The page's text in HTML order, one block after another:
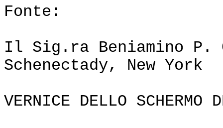
Fonte:
Il Sig.ra Beniamino P.
Schenectady, New York
VERNICE DELLO SCHERMO